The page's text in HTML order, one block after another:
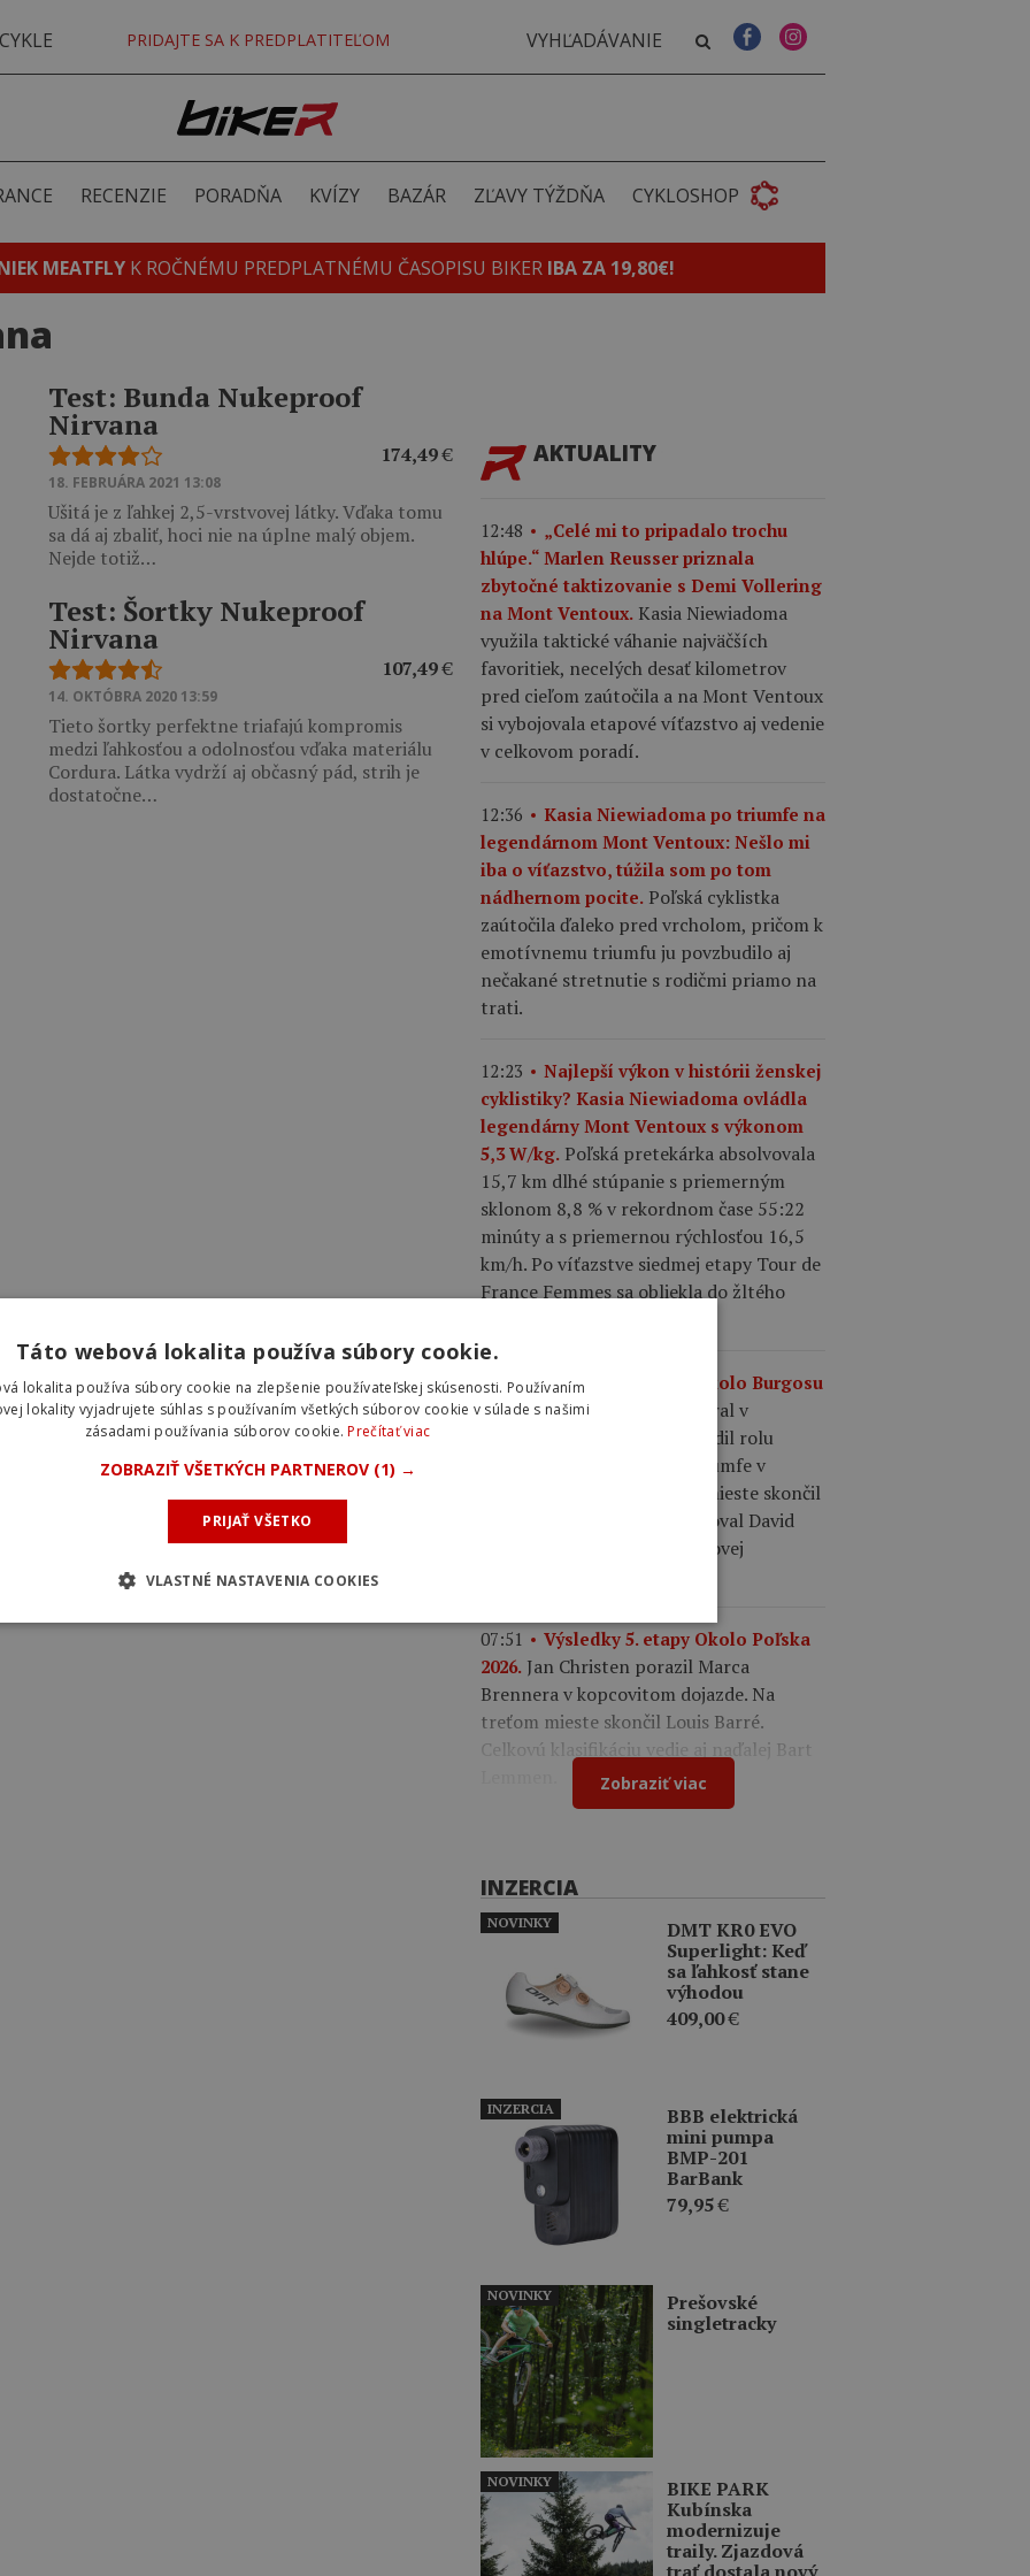
PRIDAJTE SA K PREDPLATITEĽOM
RECENZIE PORADŇA KVÍZY BAZÁR ZĽAVY TÝŽDŇA CYKLOSHOP
MEATFLY K ROČNÉMU PREDPLATNÉMU ČASOPISU BIKER IBA ZA 19,80€!
Test: Bunda Nukeproof
Nirvana
174,49€
18. FEBRUÁRA 2021 13:08
Ušitá je z ľahkej 2,5-vrstvovej látky. Vďaka tomu
sa dá aj zbaliť, hoci nie na úplne malý objem.
Nejde totiž…
Test: Šortky Nukeproof
Nirvana
107,49€
14. OKTÓBRA 2020 13:59
Tieto šortky perfektne triafajú kompromis
medzi ľahkosťou a odolnosťou vďaka materiálu
Cordura. Látka vydrží aj občasný pád, strih je
dostatočne…
AKTUALITY
12:48
„Celé mi to pripadalo trochu
hlúpe.“ Marlen Reusser priznala
zbytočné taktizovanie s Demi Vollering
na Mont Ventoux. Kasia Niewiadoma
využila taktické váhanie najväčších
favoritiek, necelých desať kilometrov
pred cieľom zaútočila a na Mont Ventoux
si vybojovala etapové víťazstvo aj vedenie
v celkovom poradí.
12:36
Kasia Niewiadoma po triumfe na
legendárnom Mont Ventoux: Nešlo mi
iba o víťazstvo, túžila som po tom
nádhernom pocite. Poľská cyklistka
zaútočila ďaleko pred vrcholom, pričom k
emotívnemu triumfu ju povzbudilo aj
nečakané stretnutie s rodičmi priamo na
trati.
12:23
Najlepší výkon v histórii ženskej
cyklistiky? Kasia Niewiadoma ovládla
legendárny Mont Ventoux s výkonom
5,3 W/kg. Poľská pretekárka absolvovala
15,7 km dlhé stúpanie s priemerným
sklonom 8,8 % v rekordnom čase 55:22
minúty a s priemernou rýchlosťou 16,5
km/h. Po víťazstve siedmej etapy Tour de
France Femmes sa obliekla do žltého
08:00
Výsledky 4. etapy Okolo Burgosu
2026. Matthew Brennan vyhral v
hromadnom šprinte a potvrdil rolu
najlepšieho šprintéra po triumfe v
úvodnej etape. Na druhom mieste skončil
Laurence Pithie a tretí finišoval David
González. V drese lídra celkovej
07:51
Výsledky 5. etapy Okolo Poľska
2026. Jan Christen porazil Marca
Brennera v kopcovitom dojazde. Na
treťom mieste skončil Louis Barré.
Celkovú klasifikáciu vedie aj naďalej Bart
Zobraziť viac
INZERCIA
DMT KR0 EVO
Superlight: Keď
sa ľahkosť stane
výhodou
409,00€
NOVINKY
BBB elektrická
mini pumpa
BMP-201
BarBank
79,95€
INZERCIA
Prešovské
singletracky
NOVINKY
BIKE PARK
Kubínska
modernizuje
traily. Zjazdová
NOVINKY
Táto webová lokalita používa súbory cookie.
lokalita používa súbory cookie na zlepšenie používateľskej skúsenosti. Používaním
lokality vyjadrujete súhlas s používaním všetkých súborov cookie v súlade s našimi
zásadami používania súborov cookie.Prečítať viac
ZOBRAZIŤ VŠETKÝCH PARTNEROV (1) →
PRIJAŤ VŠETKO
VLASTNÉ NASTAVENIA COOKIES